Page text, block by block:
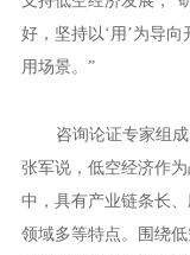
好，坚持以‘用’为导
用场景。”
咨询论证专家组
张军说，低空经济作
中，具有产业链条长
领域多等特点。围绕